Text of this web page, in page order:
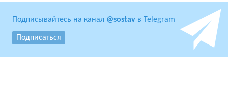
Подписывайтесь на канал @sostav в Telegram
Подписаться